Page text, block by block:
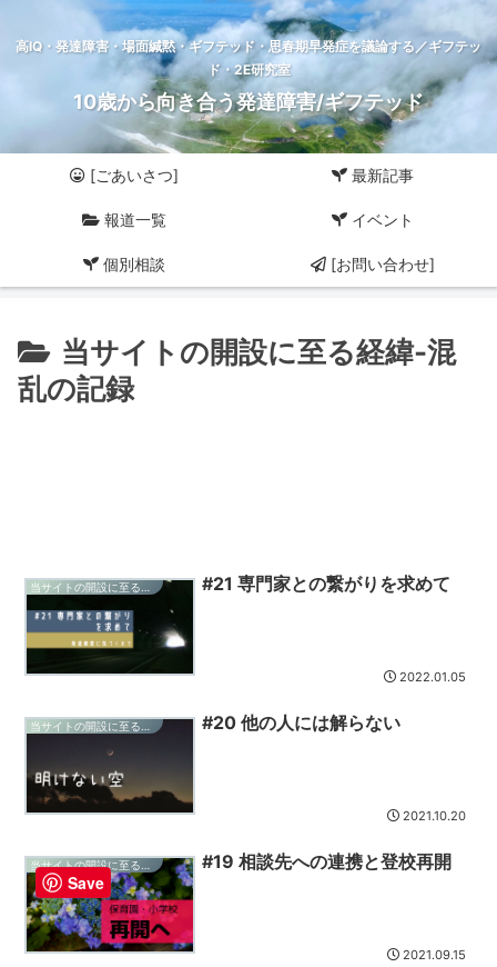
高IQ・発達障害・場面緘黙・ギフテッド・思春期早発症を議論する／ギフテッ
ド・2E研究室
10歳から向き合う発達障害/ギフテッド
[ごあいさつ] 最新記事
報道一覧 イベント
個別相談 [お問い合わせ]
当サイトの開設に至る経緯-混
乱の記録
当サイトの開設に至る経緯-混乱の記録 #21 専門家との繋がりを求めて
2022.01.05
#20 他の人には解らない
2021.10.20
#19 相談先への連携と登校再開
2021.09.15
Save